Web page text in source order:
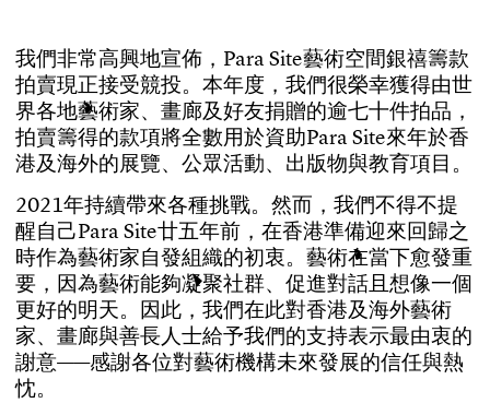
我們非常高興地宣佈 ， Para Site藝術空間銀禧籌款
拍賣現正接受競投。 本年度 ， 我們很榮幸獲得由世
界各地藝術家、 畫廊及好友捐贈的逾七十件拍品 ，
拍賣籌得的款項將全數用於資助Para Site來年於香
港及海外的展覽、 公眾活動、 出版物與教育項目 。
2021年持續帶來各種挑戰。 然而 ， 我們不得不提
醒自己Para Site廿五年前 ， 在香港準備迎來回歸之
時作為藝術家自發組織的初衷。 藝術在當下愈發重
要 ， 因為藝術能夠凝聚社群、 促進對話且想像一個
更好的明天。 因此 ， 我們在此對香港及海外藝術
家、 畫廊與善長人士給予我們的支持表示最由衷的
謝意——感謝各位對藝術機構未來發展的信任與熱
忱。